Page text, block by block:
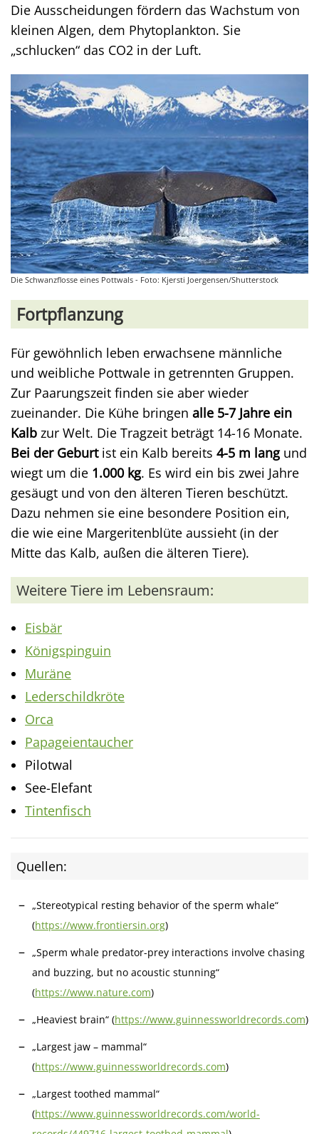
Die Ausscheidungen fördern das Wachstum von
kleinen Algen, dem Phytoplankton. Sie
„schlucken“ das CO2 in der Luft.
Die Schwanzflosse eines Pottwals - Foto: Kjersti Joergensen/Shutterstock
Fortpflanzung
Für gewöhnlich leben erwachsene männliche
und weibliche Pottwale in getrennten Gruppen.
Zur Paarungszeit finden sie aber wieder
zueinander. Die Kühe bringen alle 5-7 Jahre ein
Kalb zur Welt. Die Tragzeit beträgt 14-16 Monate.
Bei der Geburtist ein Kalb bereits 4-5 m langund
wiegt um die 1.000 kg. Es wird ein bis zwei Jahre
gesäugt und von den älteren Tieren beschützt.
Dazu nehmen sie eine besondere Position ein,
die wie eine Margeritenblüte aussieht (in der
Mitte das Kalb, außen die älteren Tiere).
Weitere Tiere im Lebensraum:
Eisbär
Königspinguin
Muräne
Lederschildkröte
Orca
Papageientaucher
Pilotwal
See-Elefant
Tintenfisch
Quellen:
„Stereotypical resting behavior of the sperm whale“
(https://www.frontiersin.org)
„Sperm whale predator-prey interactions involve chasing
and buzzing, but no acoustic stunning“
(https://www.nature.com)
„Heaviest brain“ (https://www.guinnessworldrecords.com)
„Largest jaw – mammal“
(https://www.guinnessworldrecords.com)
„Largest toothed mammal“
(https://www.guinnessworldrecords.com/world-